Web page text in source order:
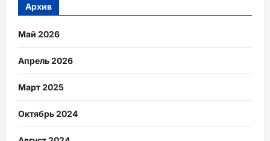
Архив
Май 2026
Апрель 2026
Март 2025
Октябрь 2024